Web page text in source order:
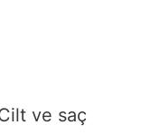
ve saç